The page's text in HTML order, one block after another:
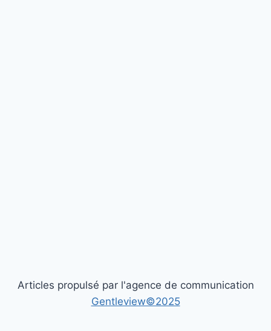
Articles propulsé par l'agence de communication
Gentleview©2025